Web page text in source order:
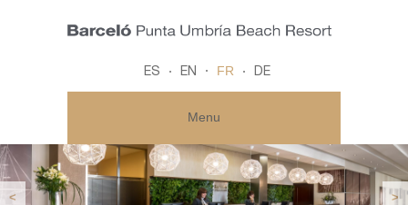
ES EN FR DE
Menu
< >